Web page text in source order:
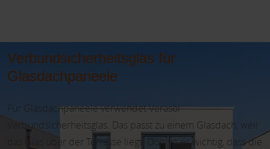
Verbundsicherheitsglas für
Glasdachpaneele
Für Glasdachpaneele verwendet Verasol
Verbundsicherheitsglas. Das passt zu einem Glasdach, weil
das Glas über der Terrasse liegt. Dort ist es wichtig, dass die